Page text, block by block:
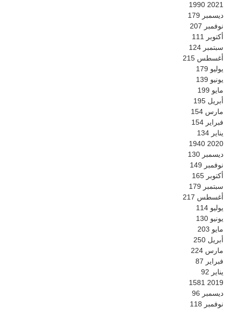
2021
1990
ديسمبر 179
نوفمبر 207
أكتوبر 111
سبتمبر 124
أغسطس 215
يوليو 179
يونيو 139
مايو 199
أبريل 195
مارس 154
فبراير 154
يناير 134
2020
1940
ديسمبر 130
نوفمبر 149
أكتوبر 165
سبتمبر 179
أغسطس 217
يوليو 114
يونيو 130
مايو 203
أبريل 250
مارس 224
فبراير 87
يناير 92
2019
1581
ديسمبر 96
نوفمبر 118